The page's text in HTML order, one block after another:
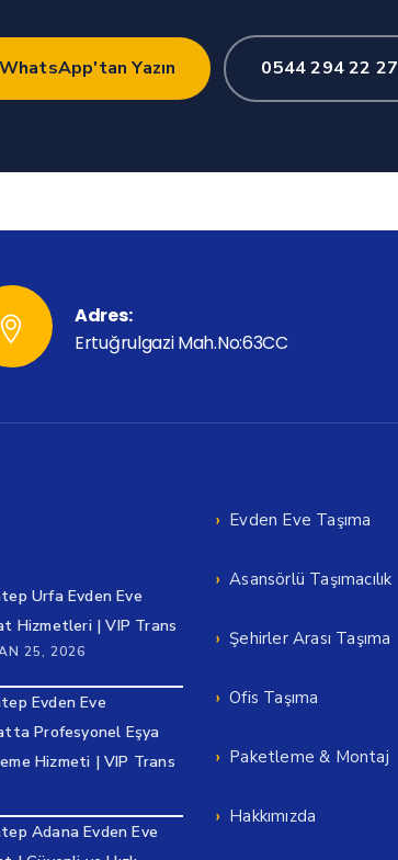
WhatsApp'tan Yazın 0544 294 22 27
Adres:
Ertuğrulgazi Mah.No:63CC
Urfa Evden Eve
Hizmetleri | VIP Trans
25, 2026
Evden Eve
Profesyonel Eşya
Hizmeti | VIP Trans
Adana Evden Eve
Evden Eve Taşıma
Asansörlü Taşımacılık
Şehirler Arası Taşıma
Ofis Taşıma
Paketleme & Montaj
Hakkımızda